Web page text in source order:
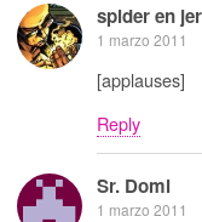
spider en
1 marzo 2011
[applauses]
Reply
Sr. Domi
1 marzo 2011